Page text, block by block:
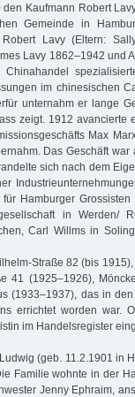
Kaufmann Robert
Gemeinde in
Lavy (Eltern:
Lavy 1862–1942 und
im chinesischen
unternahm er lange
zeigt. 1912 avancierte
Max
Das Geschäft war
sich nach dem
Hamburger
in Werden/
Carl Willms in
Straße 82 (bis
41 (1925–1926),
(1933–1937), das in
errichtet worden war.
im Handelsregister
(geb. 11.2.1901 in
Familie wohnte in der
Jenny Ephraim,